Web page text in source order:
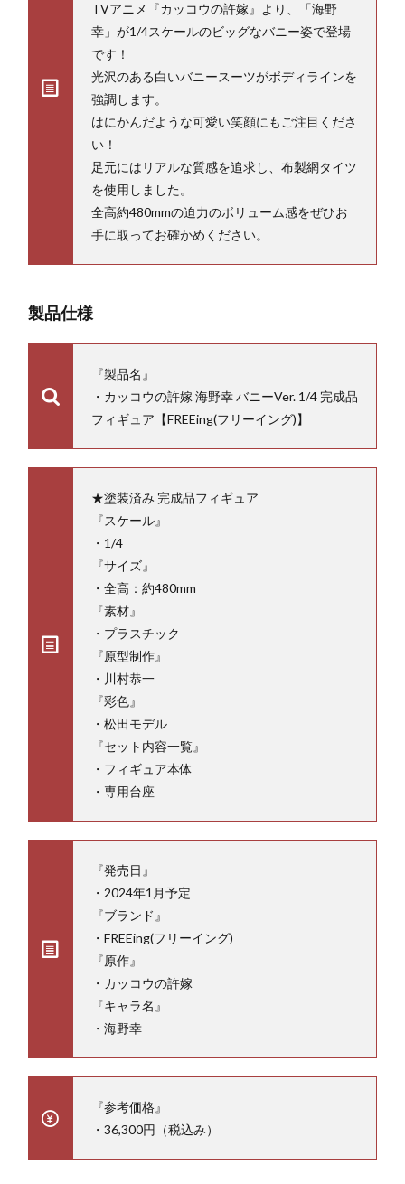
TVアニメ『カッコウの許嫁』より、「海野
幸」が1/4スケールのビッグなバニー姿で登場
です！
光沢のある白いバニースーツがボディラインを
強調します。
はにかんだような可愛い笑顔にもご注目くださ
い！
足元にはリアルな質感を追求し、布製網タイツ
を使用しました。
全高約480mmの迫力のボリューム感をぜひお
手に取ってお確かめください。
製品仕様
『製品名』
・カッコウの許嫁 海野幸 バニーVer. 1/4 完成品
フィギュア【FREEing(フリーイング)】
★塗装済み 完成品フィギュア
『スケール』
・1/4
『サイズ』
・全高：約480mm
『素材』
・プラスチック
『原型制作』
・川村恭一
『彩色』
・松田モデル
『セット内容一覧』
・フィギュア本体
・専用台座
『発売日』
・2024年1月予定
『ブランド』
・FREEing(フリーイング)
『原作』
・カッコウの許嫁
『キャラ名』
・海野幸
『参考価格』
・36,300円（税込み）